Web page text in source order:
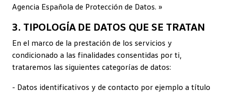
Agencia Española de Protección de Datos. »
3. TIPOLOGÍA DE DATOS QUE SE TRATAN
En el marco de la prestación de los servicios y
condicionado a las finalidades consentidas por ti,
trataremos las siguientes categorías de datos:
- Datos identificativos y de contacto por ejemplo a título